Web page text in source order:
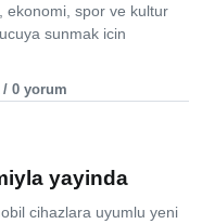
ekonomi, spor ve kultur
sunmak icin
0 yorum
yayinda
cihazlara uyumlu yeni